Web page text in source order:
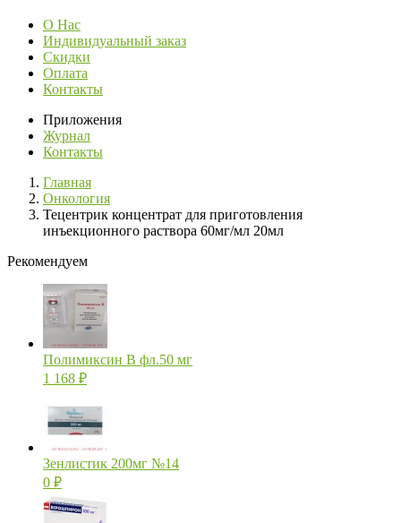
О Нас
Индивидуальный заказ
Скидки
Оплата
Контакты
Приложения
Журнал
Контакты
Главная
Онкология
Тецентрик концентрат для приготовления
инъекционного раствора 60мг/мл 20мл
Рекомендуем
Полимиксин В фл.50 мг
1 168 ₽
Зенлистик 200мг №14
0 ₽